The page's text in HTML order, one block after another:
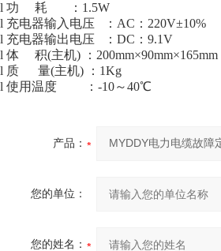
l 功 耗 ：1.5W
l 充电器输入电压 ：AC：220V±10%
l 充电器输出电压 ：DC：9.1V
l 体 积(主机) ：200mm×90mm×165mm
l 质 量(主机) ：1Kg
l 使用温度 ：-10～40℃
产品：
您的单位：
您的姓名：